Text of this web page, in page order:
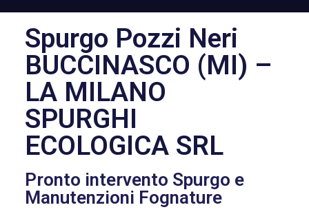
Spurgo Pozzi Neri
BUCCINASCO (MI) –
LA MILANO
SPURGHI
ECOLOGICA SRL
Pronto intervento Spurgo e
Manutenzioni Fognature